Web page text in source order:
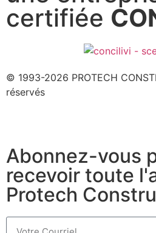
certifiée
© 1993-2026 PROTECH
réservés
Abonnez-vous
recevoir toute
Protech